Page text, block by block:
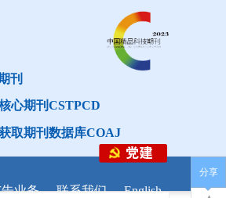
刊
心期刊CSTPCD
取期刊数据库COAJ
业务 联系我们
English
分享